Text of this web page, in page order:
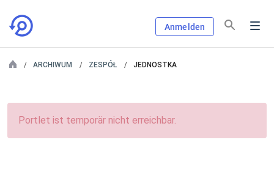
Anmelden
ARCHIWUM ZESPÓŁ JEDNOSTKA
Portlet ist temporär nicht erreichbar.